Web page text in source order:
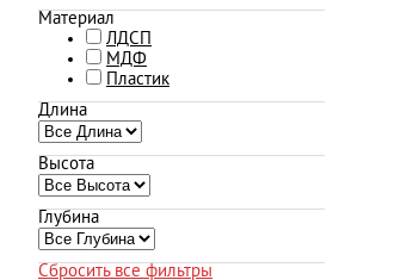
Материал
ЛДСП
МДФ
Пластик
Длина
Высота
Глубина
Сбросить все фильтры